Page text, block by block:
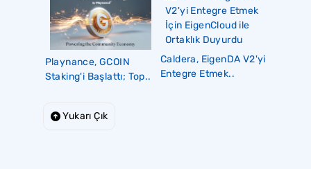
Playnance, GCOIN
Staking'i Başlattı; Top..
Caldera, EigenDA V2'yi
Entegre Etmek..
Yukarı Çık